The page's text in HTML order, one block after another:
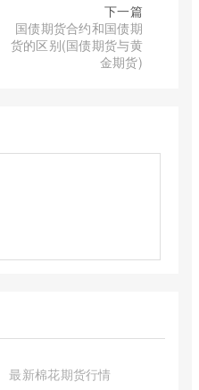
下一篇
国债期货合约和国债期
货的区别(国债期货与黄
金期货)
最新棉花期货行情